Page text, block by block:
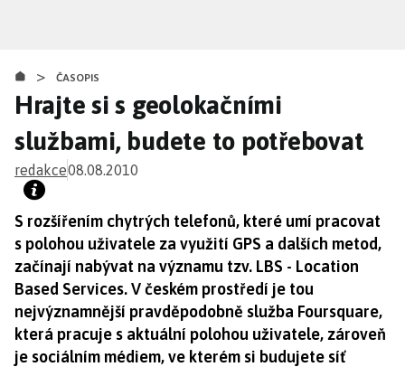
obsahu
> ČASOPIS
Hrajte si s geolokačními
službami, budete to potřebovat
redakce08.08.2010
S rozšířením chytrých telefonů, které umí pracovat
s polohou uživatele za využití GPS a dalších metod,
začínají nabývat na významu tzv. LBS - Location
Based Services. V českém prostředí je tou
nejvýznamnější pravděpodobně služba Foursquare,
která pracuje s aktuální polohou uživatele, zároveň
je sociálním médiem, ve kterém si budujete síť